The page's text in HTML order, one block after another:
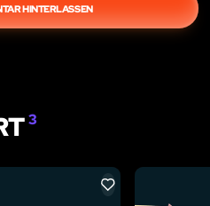
HINTERLASSEN
3
LIKE